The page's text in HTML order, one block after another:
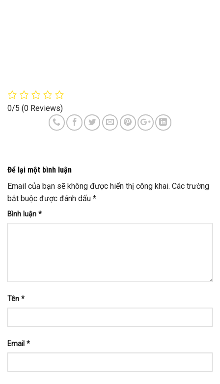
0/5 (0 Reviews)
Để lại một bình luận
Email của bạn sẽ không được hiển thị công khai. Các trường
bắt buộc được đánh dấu *
Bình luận *
Tên *
Email *